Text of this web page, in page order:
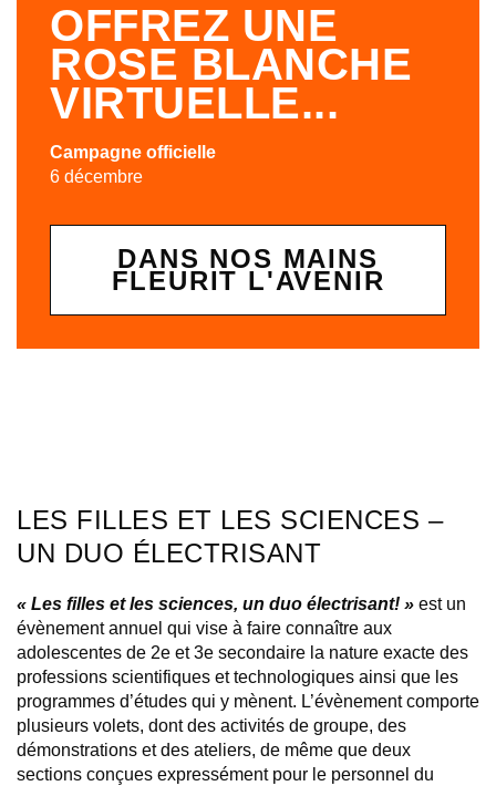
OFFREZ UNE
ROSE BLANCHE
VIRTUELLE...
Campagne officielle
6 décembre
DANS NOS MAINS
FLEURIT L'AVENIR
LES FILLES ET LES SCIENCES –
UN DUO ÉLECTRISANT
« Les filles et les sciences, un duo électrisant! » est un
évènement annuel qui vise à faire connaître aux
adolescentes de 2e et 3e secondaire la nature exacte des
professions scientifiques et technologiques ainsi que les
programmes d’études qui y mènent. L’évènement comporte
plusieurs volets, dont des activités de groupe, des
démonstrations et des ateliers, de même que deux
sections conçues expressément pour le personnel du